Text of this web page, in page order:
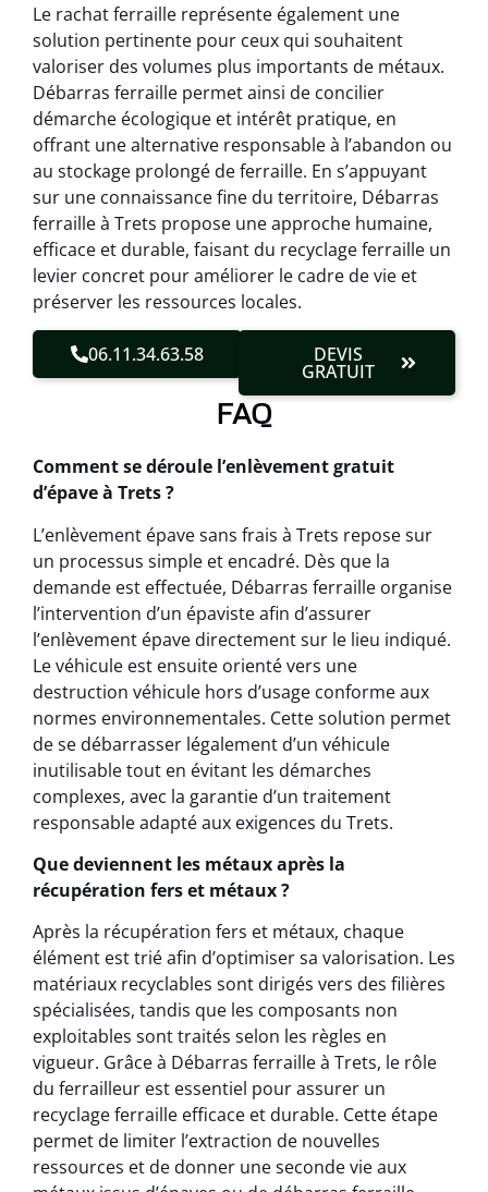
Le rachat ferraille représente également une
solution pertinente pour ceux qui souhaitent
valoriser des volumes plus importants de métaux.
Débarras ferraille permet ainsi de concilier
démarche écologique et intérêt pratique, en
offrant une alternative responsable à l’abandon ou
au stockage prolongé de ferraille. En s’appuyant
sur une connaissance fine du territoire, Débarras
ferraille à Trets propose une approche humaine,
efficace et durable, faisant du recyclage ferraille un
levier concret pour améliorer le cadre de vie et
préserver les ressources locales.
06.11.34.63.58 DEVIS
GRATUIT
FAQ
Comment se déroule l’enlèvement gratuit
d’épave à Trets ?
L’enlèvement épave sans frais à Trets repose sur
un processus simple et encadré. Dès que la
demande est effectuée, Débarras ferraille organise
l’intervention d’un épaviste afin d’assurer
l’enlèvement épave directement sur le lieu indiqué.
Le véhicule est ensuite orienté vers une
destruction véhicule hors d’usage conforme aux
normes environnementales. Cette solution permet
de se débarrasser légalement d’un véhicule
inutilisable tout en évitant les démarches
complexes, avec la garantie d’un traitement
responsable adapté aux exigences du Trets.
Que deviennent les métaux après la
récupération fers et métaux ?
Après la récupération fers et métaux, chaque
élément est trié afin d’optimiser sa valorisation. Les
matériaux recyclables sont dirigés vers des filières
spécialisées, tandis que les composants non
exploitables sont traités selon les règles en
vigueur. Grâce à Débarras ferraille à Trets, le rôle
du ferrailleur est essentiel pour assurer un
recyclage ferraille efficace et durable. Cette étape
permet de limiter l’extraction de nouvelles
ressources et de donner une seconde vie aux